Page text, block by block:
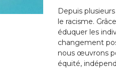
Depuis
le racisme.
éduquer les
changement
nous œuvrons
équité,